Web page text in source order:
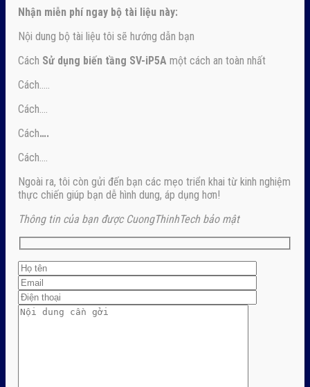
Nhận miễn phí ngay bộ tài liệu này:
Nội dung bộ tài liệu tôi sẽ hướng dẫn bạn
Cách Sử dụng biến tầng SV-iP5A một cách an toàn nhất
Cách…..
Cách….
Cách….
Cách….
Ngoài ra, tôi còn gửi đến bạn các mẹo triển khai từ kinh nghiệm
thực chiến giúp bạn dễ hình dung, áp dụng hơn!
Thông tin của bạn được CuongThinhTech bảo mật